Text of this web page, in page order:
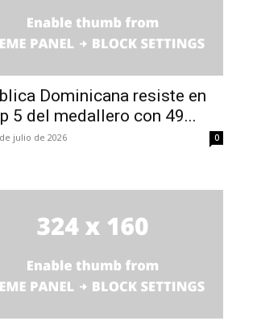
Dominicana resiste en
5 del medallero con 49...
julio de 2026 0